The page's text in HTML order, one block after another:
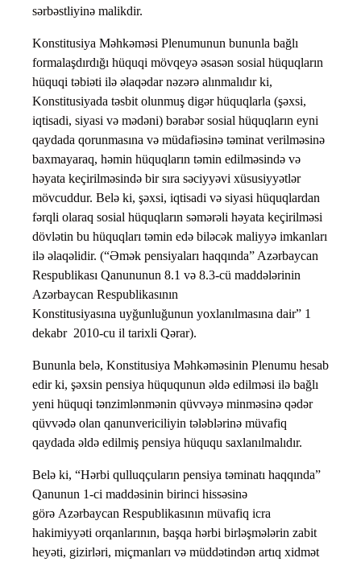
sərbəstliyinə malikdir.
Konstitusiya Məhkəməsi Plenumunun bununla bağlı
formalaşdırdığı hüquqi mövqeyə əsasən sosial hüquqların
hüquqi təbiəti ilə əlaqədar nəzərə alınmalıdır ki,
Konstitusiyada təsbit olunmuş digər hüquqlarla (şəxsi,
iqtisadi, siyasi və mədəni) bərabər sosial hüquqların eyni
qaydada qorunmasına və müdafiəsinə təminat verilməsinə
baxmayaraq, həmin hüquqların təmin edilməsində və
həyata keçirilməsində bir sıra səciyyəvi xüsusiyyətlər
mövcuddur. Belə ki, şəxsi, iqtisadi və siyasi hüquqlardan
fərqli olaraq sosial hüquqların səmərəli həyata keçirilməsi
dövlətin bu hüquqları təmin edə biləcək maliyyə imkanları
ilə əlaqəlidir. (“Əmək pensiyaları haqqında” Azərbaycan
Respublikası Qanununun 8.1 və 8.3-cü maddələrinin
Azərbaycan Respublikasının
Konstitusiyasına uyğunluğunun yoxlanılmasına dair” 1
dekabr 2010-cu il tarixli Qərar).
Bununla belə, Konstitusiya Məhkəməsinin Plenumu hesab
edir ki, şəxsin pensiya hüququnun əldə edilməsi ilə bağlı
yeni hüquqi tənzimlənmənin qüvvəyə minməsinə qədər
qüvvədə olan qanunvericiliyin tələblərinə müvafiq
qaydada əldə edilmiş pensiya hüququ saxlanılmalıdır.
Belə ki, “Hərbi qulluqçuların pensiya təminatı haqqında”
Qanunun 1-ci maddəsinin birinci hissəsinə
görə Azərbaycan Respublikasının müvafiq icra
hakimiyyəti orqanlarının, başqa hərbi birləşmələrin zabit
heyəti, gizirləri, miçmanları və müddətindən artıq xidmət